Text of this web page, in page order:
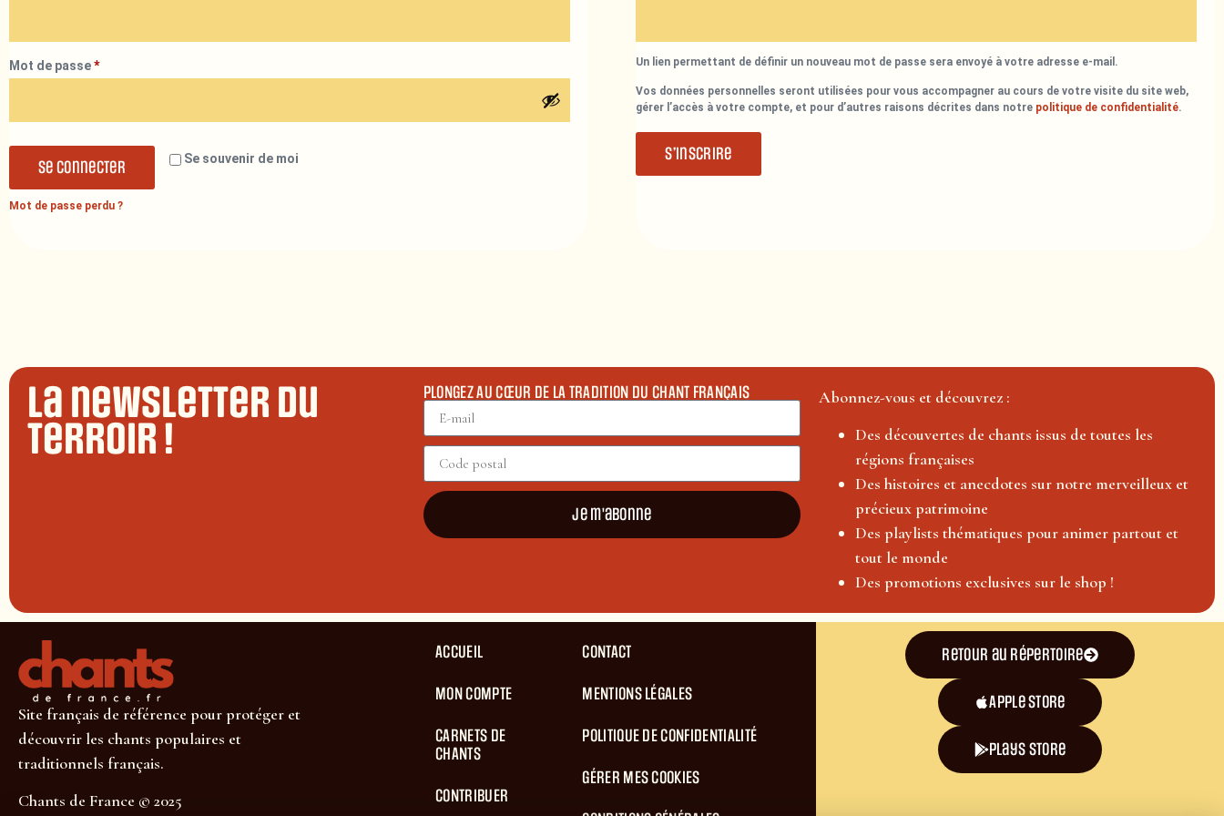
Mot de passe*
Se souvenir de moi
Se connecter
Mot de passe perdu ?
Un lien permettant de définir un nouveau mot de passe sera envoyé à votre adresse e-mail.
Vos données personnelles seront utilisées pour vous accompagner au cours de votre visite du site web,
gérer l’accès à votre compte, et pour d’autres raisons décrites dans notre politique de confidentialité.
S’inscrire
La newsletter du
terroir !
PLONGEZ AU CŒUR DE LA TRADITION DU CHANT FRANÇAIS
Je m'abonne
Abonnez-vous et découvrez :
Des découvertes de chants issus de toutes les
régions françaises
Des histoires et anecdotes sur notre merveilleux et
précieux patrimoine
Des playlists thématiques pour animer partout et
tout le monde
Des promotions exclusives sur le shop !
Site français de référence pour protéger et
découvrir les chants populaires et
traditionnels français.
Chants de France © 2025
ACCUEIL
MON COMPTE
CARNETS DE
CHANTS
CONTRIBUER
CONTACT
MENTIONS LÉGALES
POLITIQUE DE CONFIDENTIALITÉ
GÉRER MES COOKIES
Retour au répertoire
Apple Store
plays store